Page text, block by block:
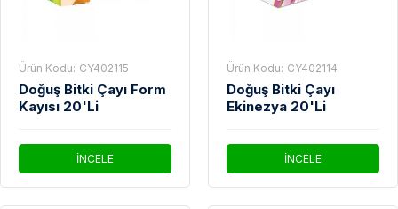
Ürün Kodu: CY402115
Doğuş Bitki Çayı Form
Kayısı 20'Li
İNCELE
Ürün Kodu: CY402114
Doğuş Bitki Çayı
Ekinezya 20'Li
İNCELE